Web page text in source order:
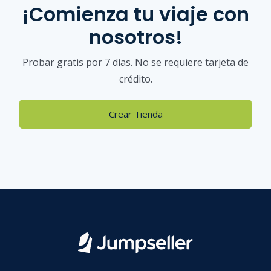
¡Comienza tu viaje con
nosotros!
Probar gratis por 7 días. No se requiere tarjeta de
crédito.
Crear Tienda